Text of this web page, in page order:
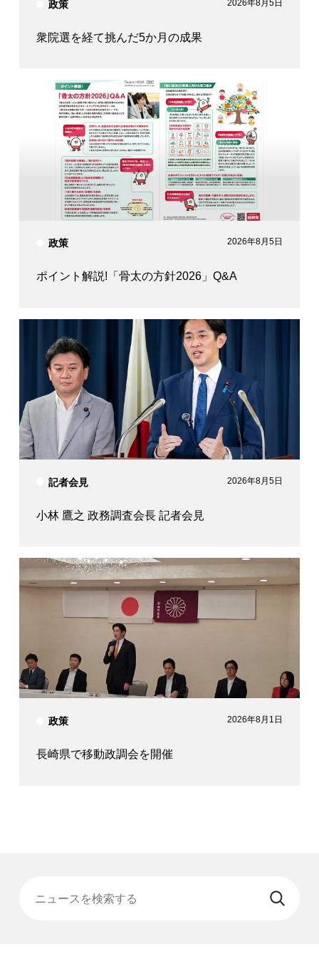
政策 2026年8月5日
衆院選を経て挑んだ5か月の成果
政策 2026年8月5日
ポイント解説!「骨太の方針2026」Q&A
記者会見 2026年8月5日
小林 鷹之 政務調査会長 記者会見
政策 2026年8月1日
長崎県で移動政調会を開催